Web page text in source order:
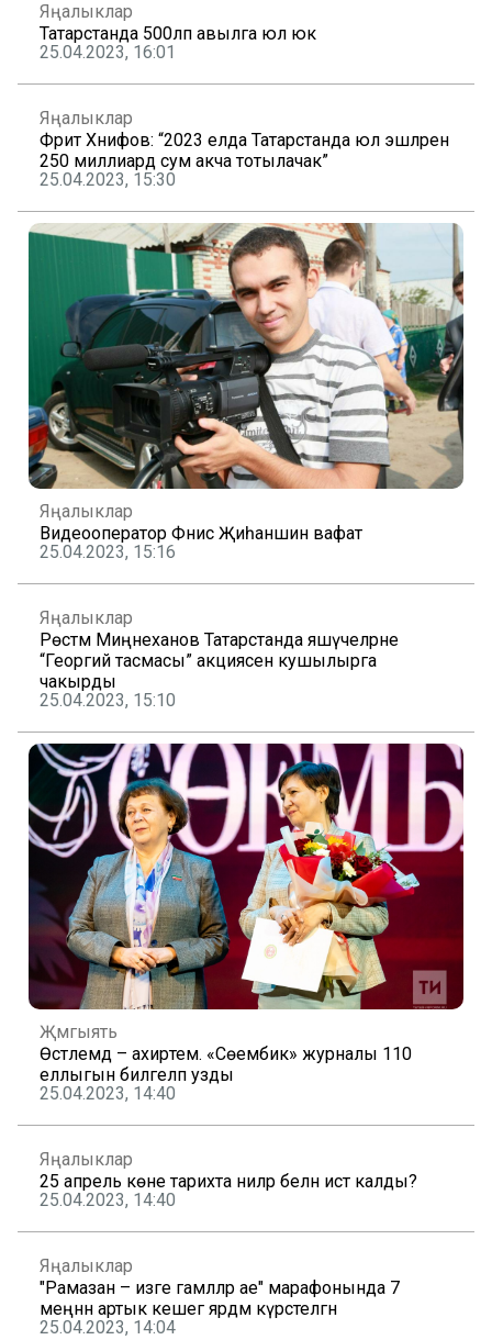
Яңалыклар
Татарстанда 500ләп авылга юл юк
25.04.2023, 16:01
Яңалыклар
Фәрит Хәнифов: “2023 елда Татарстанда юл эшләренә
250 миллиард сум акча тотылачак”
25.04.2023, 15:30
Яңалыклар
Видеооператор Фәнис Җиһаншин вафат
25.04.2023, 15:16
Яңалыклар
Рөстәм Миңнеханов Татарстанда яшәүчеләрне
“Георгий тасмасы” акциясенә кушылырга
чакырды
25.04.2023, 15:10
Җәмгыять
Өстәлемдә – ахирәтем. «Сөембикә» журналы 110
еллыгын билгеләп узды
25.04.2023, 14:40
Яңалыклар
25 апрель көне тарихта ниләр белән истә калды?
25.04.2023, 14:40
Яңалыклар
"Рамазан – изге гамәлләр ае" марафонында 7
меңнән артык кешегә ярдәм күрсәтелгән
25.04.2023, 14:04